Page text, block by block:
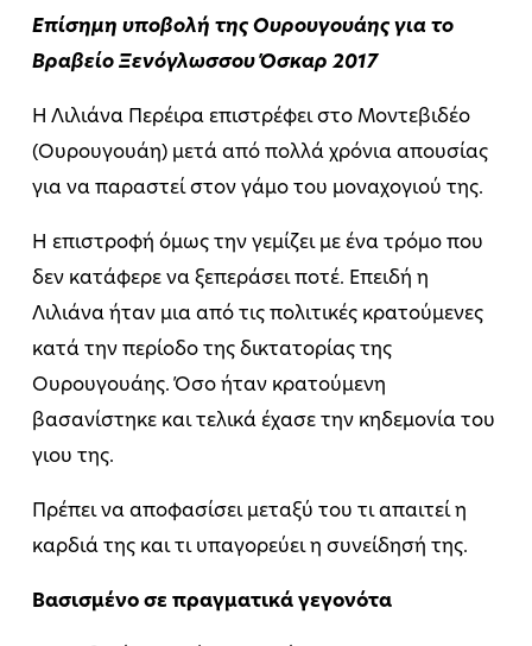
Επίσημη υποβολή της Ουρουγουάης για το
Βραβείο Ξενόγλωσσου Όσκαρ 2017
Η Λιλιάνα Περέιρα επιστρέφει στο Μοντεβιδέο
(Ουρουγουάη) μετά από πολλά χρόνια απουσίας
για να παραστεί στον γάμο του μοναχογιού της.
Η επιστροφή όμως την γεμίζει με ένα τρόμο που
δεν κατάφερε να ξεπεράσει ποτέ. Επειδή η
Λιλιάνα ήταν μια από τις πολιτικές κρατούμενες
κατά την περίοδο της δικτατορίας της
Ουρουγουάης. Όσο ήταν κρατούμενη
βασανίστηκε και τελικά έχασε την κηδεμονία του
γιου της.
Πρέπει να αποφασίσει μεταξύ του τι απαιτεί η
καρδιά της και τι υπαγορεύει η συνείδησή της.
Βασισμένο σε πραγματικά γεγονότα